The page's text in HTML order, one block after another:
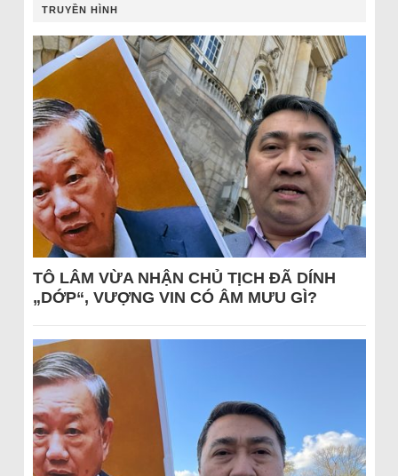
TRUYỀN HÌNH
TÔ LÂM VỪA NHẬN CHỦ TỊCH ĐÃ DÍNH
„DỚP“, VƯỢNG VIN CÓ ÂM MƯU GÌ?